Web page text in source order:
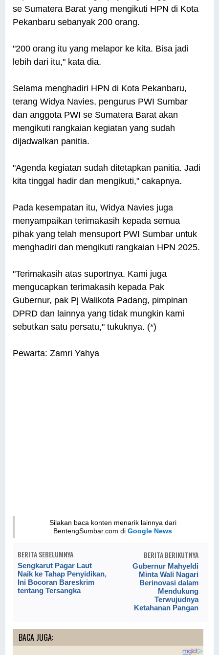
se Sumatera Barat yang mengikuti HPN di Kota
Pekanbaru sebanyak 200 orang.
"200 orang itu yang melapor ke kita. Bisa jadi
lebih dari itu," kata dia.
Selama menghadiri HPN di Kota Pekanbaru,
terang Widya Navies, pengurus PWI Sumbar
dan anggota PWI se Sumatera Barat akan
mengikuti rangkaian kegiatan yang sudah
dijadwalkan panitia.
"Agenda kegiatan sudah ditetapkan panitia. Jadi
kita tinggal hadir dan mengikuti," cakapnya.
Pada kesempatan itu, Widya Navies juga
menyampaikan terimakasih kepada semua
pihak yang telah mensuport PWI Sumbar untuk
menghadiri dan mengikuti rangkaian HPN 2025.
"Terimakasih atas suportnya. Kami juga
mengucapkan terimakasih kepada Pak
Gubernur, pak Pj Walikota Padang, pimpinan
DPRD dan lainnya yang tidak mungkin kami
sebutkan satu persatu," tukuknya. (*)
Pewarta: Zamri Yahya
Silakan baca konten menarik lainnya dari
BentengSumbar.com diGoogle News
BERITA SEBELUMNYA
Sengkarut Pagar Laut
Naik ke Tahap Penyidikan,
Ini Bocoran Bareskrim
tentang Tersangka
BERITA BERIKUTNYA
Gubernur Mahyeldi
Minta Wali Nagari
Berinovasi dalam
Mendukung
Terwujudnya
Ketahanan Pangan
BACA JUGA: